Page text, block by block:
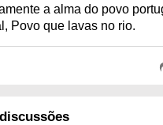
a alma do povo
Povo que lavas no rio.